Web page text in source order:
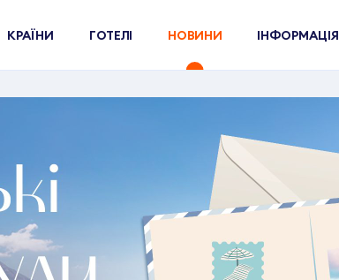
КРАЇНИ ГОТЕЛІ НОВИНИ ІНФОРМАЦІЯ